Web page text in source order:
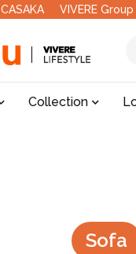
CASAKA VIVERE Group
Collection
Sofa